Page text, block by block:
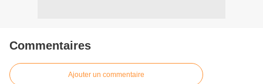
Commentaires
Ajouter un commentaire